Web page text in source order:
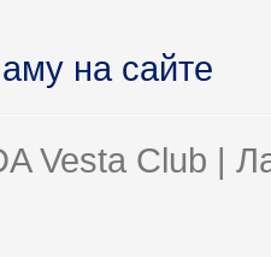
на сайте
Vesta Club |